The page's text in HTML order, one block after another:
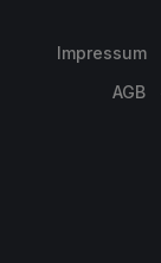
Impressum
AGB